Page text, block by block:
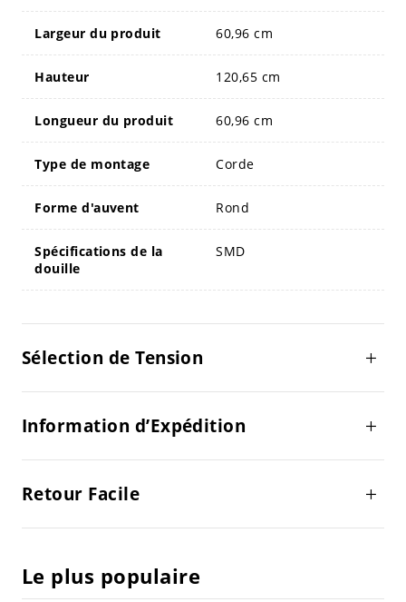
Largeur du produit 60,96 cm
Hauteur 120,65 cm
Longueur du produit 60,96 cm
Type de montage Corde
Forme d'auvent Rond
Spécifications de la
douille
SMD
Sélection de Tension
Information d’Expédition
Retour Facile
Le plus populaire